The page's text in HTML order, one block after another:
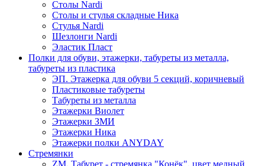
Столы Nardi
Столы и стулья складные Ника
Стулья Nardi
Шезлонги Nardi
Эластик Пласт
Полки для обуви, этажерки, табуреты из металла,
табуреты из пластика
ЭП. Этажерка для обуви 5 секций, коричневый
Пластиковые табуреты
Табуреты из металла
Этажерки Виолет
Этажерки ЗМИ
Этажерки Ника
Этажерки полки ANYDAY
Стремянки
ZM. Табурет - стремянка "Конёк", цвет медный